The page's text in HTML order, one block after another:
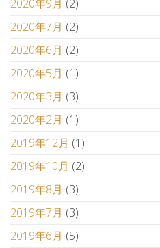
2020年9月 (2)
2020年7月 (2)
2020年6月 (2)
2020年5月 (1)
2020年3月 (3)
2020年2月 (1)
2019年12月 (1)
2019年10月 (2)
2019年8月 (3)
2019年7月 (3)
2019年6月 (5)